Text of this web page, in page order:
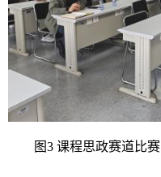
图3 课程思政赛道比赛